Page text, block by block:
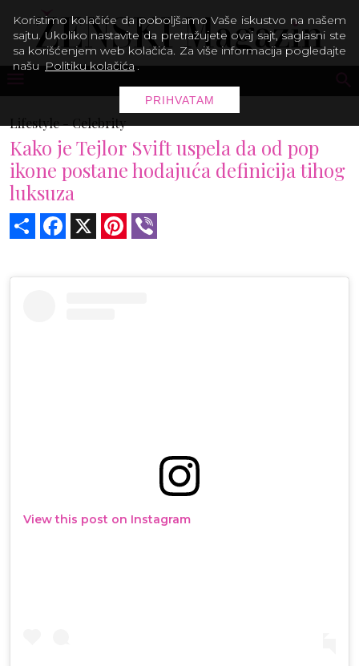
Lifestyle -Celebrity
Kako je Tejlor Svift uspela da od pop
ikone postane hodajuća definicija tihog
luksuza
Share Facebook Pinterest
View this post on Instagram
Koristimo kolačiće da poboljšamo Vaše iskustvo na našem
sajtu. Ukoliko nastavite da pretražujete ovaj sajt, saglasni ste
sa korišćenjem web kolačića. Za više informacija pogledajte
našu Politiku kolačića .
PRIHVATAM